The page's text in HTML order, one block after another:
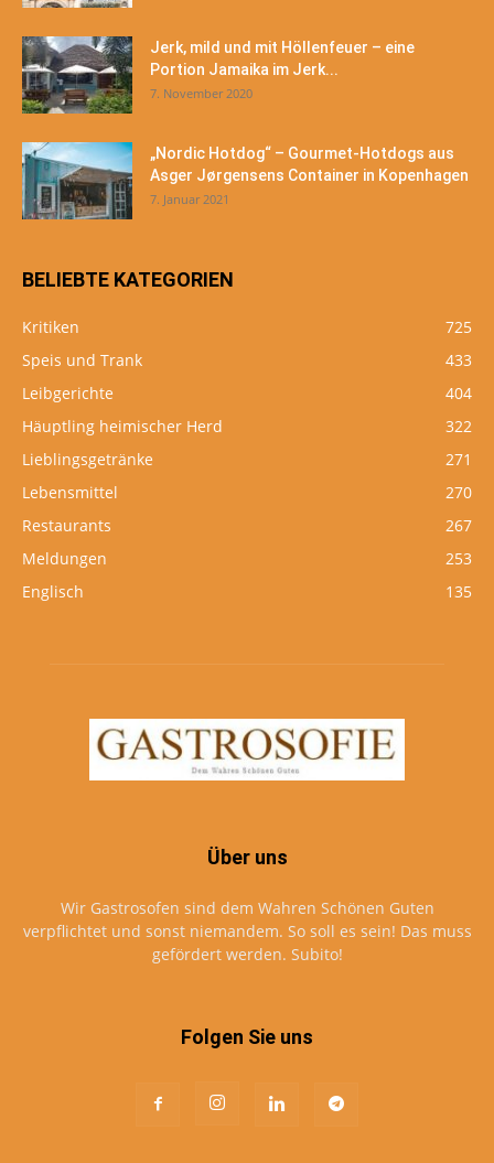
Jerk, mild und mit Höllenfeuer – eine
Portion Jamaika im Jerk...
7. November 2020
„Nordic Hotdog“ – Gourmet-Hotdogs aus
Asger Jørgensens Container in Kopenhagen
7. Januar 2021
BELIEBTE KATEGORIEN
Kritiken
725
Speis und Trank
433
Leibgerichte
404
Häuptling heimischer Herd
322
Lieblingsgetränke
271
Lebensmittel
270
Restaurants
267
Meldungen
253
Englisch
135
Über uns
Wir Gastrosofen sind dem Wahren Schönen Guten
verpflichtet und sonst niemandem. So soll es sein! Das muss
gefördert werden. Subito!
Folgen Sie uns